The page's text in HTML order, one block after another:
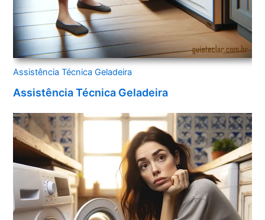
Assistência Técnica Geladeira
Assistência Técnica Geladeira